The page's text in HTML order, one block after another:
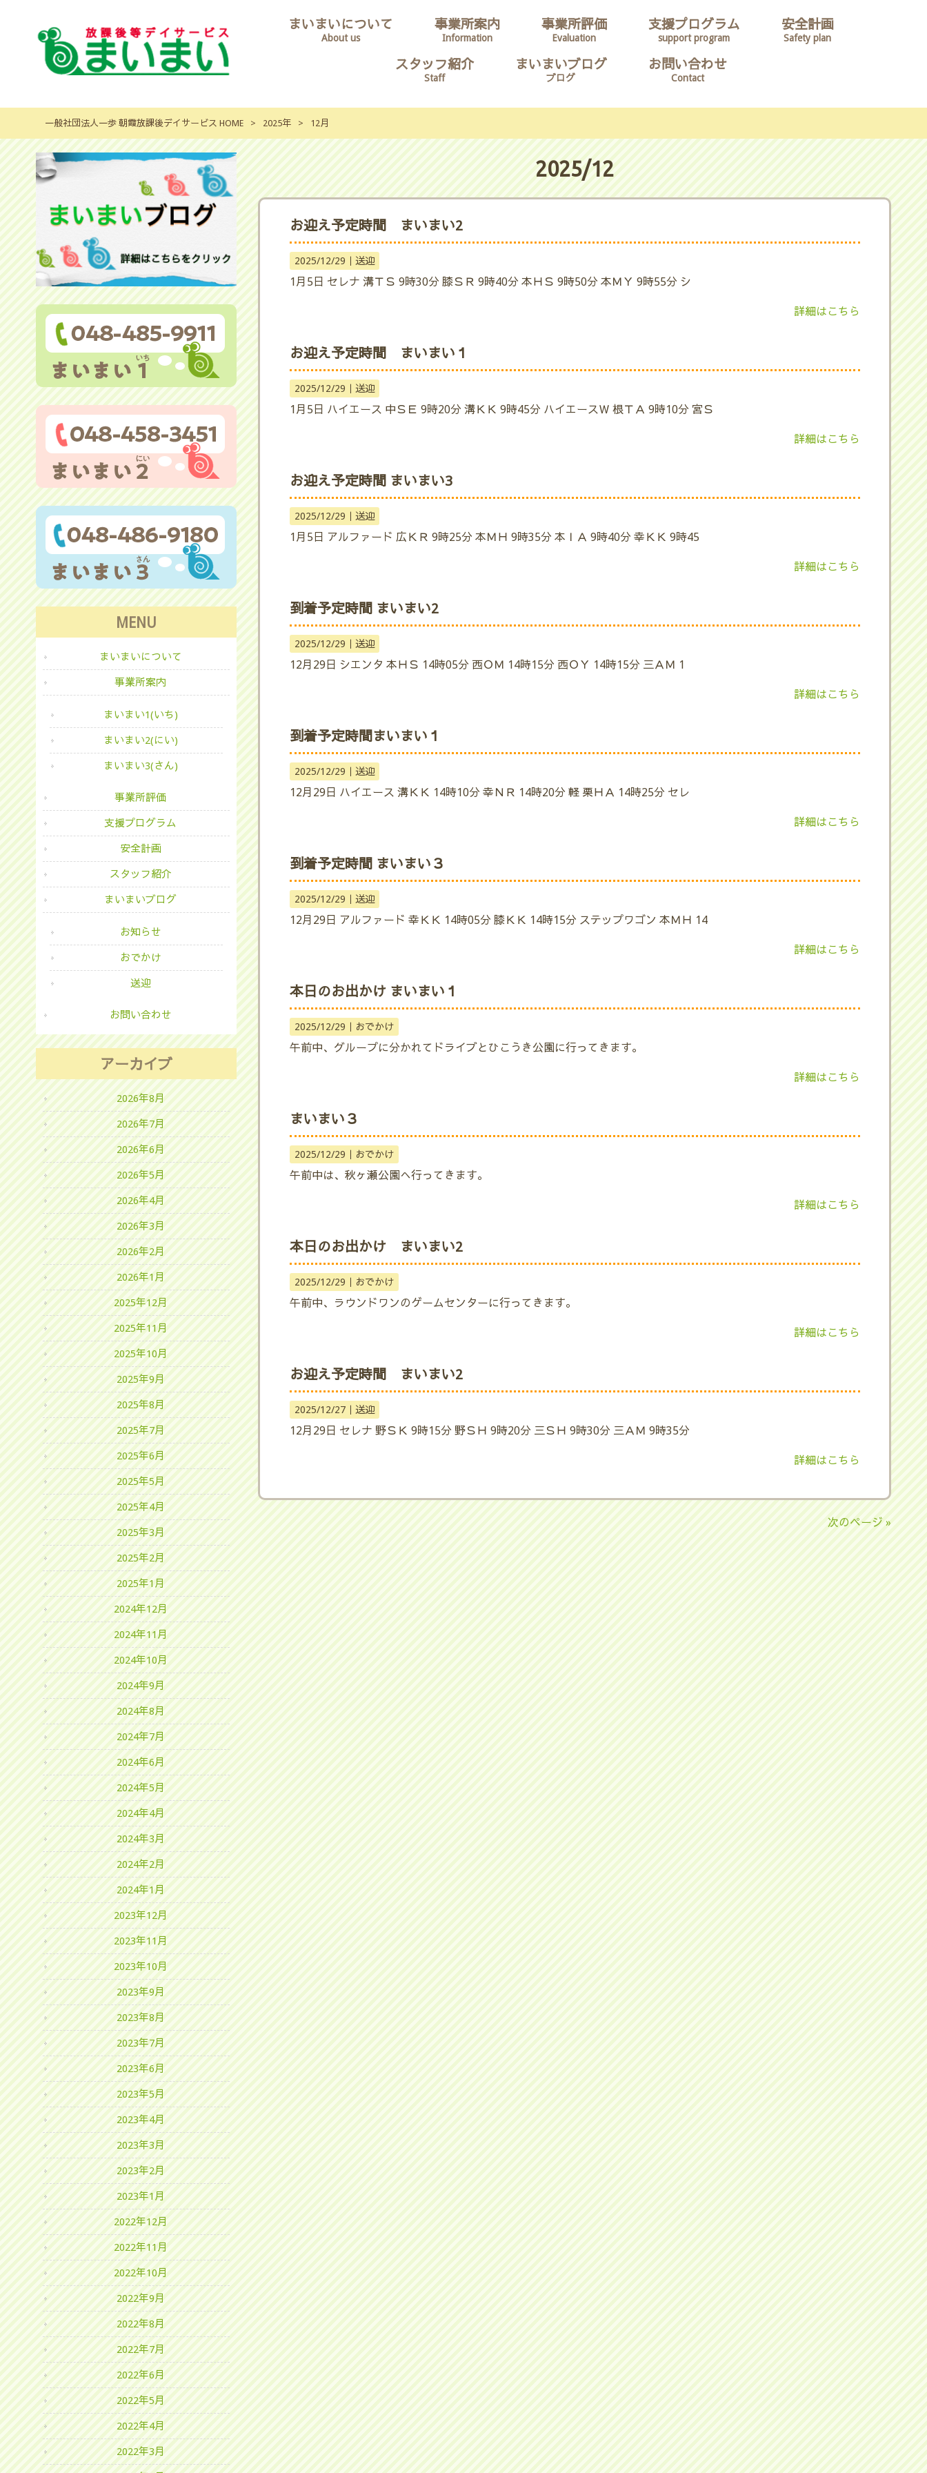
まいまいについて
About us
事業所案内
Information
事業所評価
Evaluation
支援プログラム
support program
安全計画
Safety plan
スタッフ紹介
Staff
まいまいブログ
ブログ
お問い合わせ
Contact
一般社団法人一歩 朝霞放課後デイサービス HOME > 2025年 > 12月
2025/12
お迎え予定時間 まいまい2
2025/12/29｜ 送迎
1月5日 セレナ 溝ＴＳ 9時30分 膝ＳＲ 9時40分 本ＨＳ 9時50分 本ＭＹ 9時55分 シ
詳細はこちら
お迎え予定時間 まいまい１
2025/12/29｜ 送迎
1月5日 ハイエース 中ＳＥ 9時20分 溝ＫＫ 9時45分 ハイエースＷ 根ＴＡ 9時10分 宮Ｓ
詳細はこちら
お迎え予定時間 まいまい3
2025/12/29｜ 送迎
1月5日 アルファード 広ＫＲ 9時25分 本ＭＨ 9時35分 本ＩＡ 9時40分 幸ＫＫ 9時45
詳細はこちら
到着予定時間 まいまい2
2025/12/29｜ 送迎
12月29日 シエンタ 本ＨＳ 14時05分 西ＯＭ 14時15分 西ＯＹ 14時15分 三ＡＭ 1
詳細はこちら
到着予定時間まいまい１
2025/12/29｜ 送迎
12月29日 ハイエース 溝ＫＫ 14時10分 幸ＮＲ 14時20分 軽 栗ＨＡ 14時25分 セレ
詳細はこちら
到着予定時間 まいまい３
2025/12/29｜ 送迎
12月29日 アルファード 幸ＫＫ 14時05分 膝ＫＫ 14時15分 ステップワゴン 本ＭＨ 14
詳細はこちら
本日のお出かけ まいまい１
2025/12/29｜ おでかけ
午前中、グループに分かれてドライブとひこうき公園に行ってきます。
詳細はこちら
まいまい３
2025/12/29｜ おでかけ
午前中は、秋ヶ瀬公園へ行ってきます。
詳細はこちら
本日のお出かけ まいまい2
2025/12/29｜ おでかけ
午前中、ラウンドワンのゲームセンターに行ってきます。
詳細はこちら
お迎え予定時間 まいまい2
2025/12/27｜ 送迎
12月29日 セレナ 野ＳＫ 9時15分 野ＳＨ 9時20分 三ＳＨ 9時30分 三ＡＭ 9時35分
詳細はこちら
次のページ »
MENU
まいまいについて
事業所案内
まいまい1(いち)
まいまい2(にい)
まいまい3(さん)
事業所評価
支援プログラム
安全計画
スタッフ紹介
まいまいブログ
お知らせ
おでかけ
送迎
お問い合わせ
アーカイブ
2026年8月
2026年7月
2026年6月
2026年5月
2026年4月
2026年3月
2026年2月
2026年1月
2025年12月
2025年11月
2025年10月
2025年9月
2025年8月
2025年7月
2025年6月
2025年5月
2025年4月
2025年3月
2025年2月
2025年1月
2024年12月
2024年11月
2024年10月
2024年9月
2024年8月
2024年7月
2024年6月
2024年5月
2024年4月
2024年3月
2024年2月
2024年1月
2023年12月
2023年11月
2023年10月
2023年9月
2023年8月
2023年7月
2023年6月
2023年5月
2023年4月
2023年3月
2023年2月
2023年1月
2022年12月
2022年11月
2022年10月
2022年9月
2022年8月
2022年7月
2022年6月
2022年5月
2022年4月
2022年3月